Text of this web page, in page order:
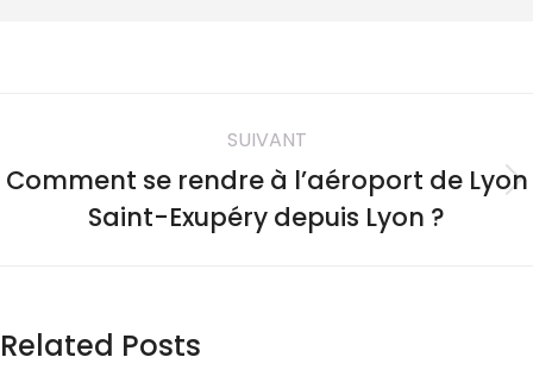
SUIVANT
Comment se rendre à l’aéroport de Lyon
Saint-Exupéry depuis Lyon ?
Related Posts